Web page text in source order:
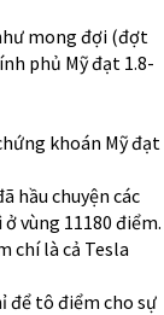
mong đợi (đợt
phủ Mỹ đạt 1.8-
khoán Mỹ đạt
hầu chuyện các
vùng 11180 điểm.
chí là cả Tesla
để tô điểm cho sự